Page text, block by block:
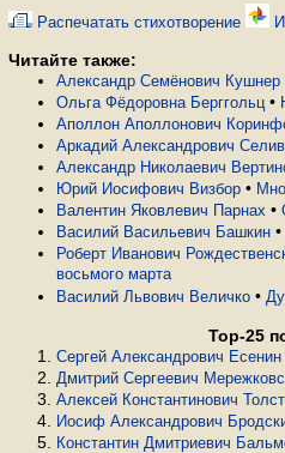
Распечатать стихотворение
Читайте также:
Александр Семёнович Кушнер
Ольга Фёдоровна Берггольц •
Аполлон Аполлонович
Аркадий Александрович
Александр Николаевич
Юрий Иосифович Визбор •
Валентин Яковлевич Парнах •
Василий Васильевич Башкин •
Роберт Иванович
восьмого марта
Василий Львович Величко •
Top-25
Сергей Александрович Есенин
Дмитрий Сергеевич
Алексей Константинович
Иосиф Александрович
Константин Дмитриевич